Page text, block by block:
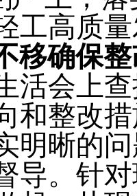
工高质
移确保
活会上
和整改
明晰的
导。针